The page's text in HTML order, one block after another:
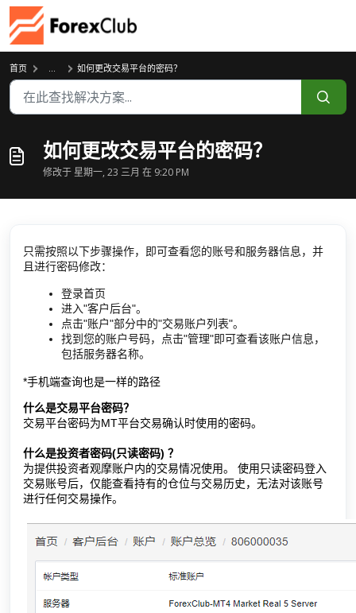
跳过至主要内容
首页 ... 如何更改交易平台的密码？
如何更改交易平台的密码？
修改于 星期一, 23 三月 在 9:20 PM
只需按照以下步骤操作，即可查看您的账号和服务器信息，并
且进行密码修改：
登录首页
进入"客户后台"。
点击"账户"部分中的"交易账户列表"。
找到您的账户号码，点击"管理"即可查看该账户信息，
包括服务器名称。
*手机端查询也是一样的路径
什么是交易平台密码？
交易平台密码为MT平台交易确认时使用的密码。
什么是投资者密码(只读密码) ？
为提供投资者观摩账户内的交易情况使用。 使用只读密码登入
交易账号后，仅能查看持有的仓位与交易历史，无法对该账号
进行任何交易操作。